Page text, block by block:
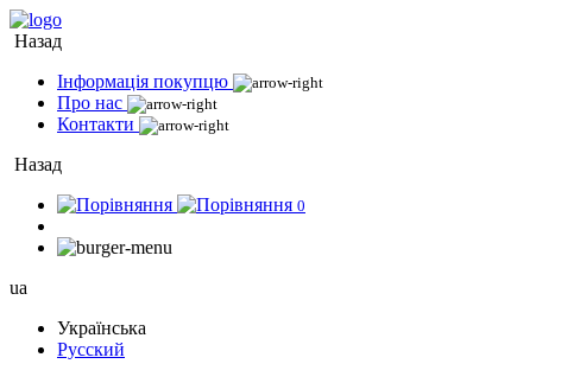
Назад
Інформація покупцю
Про нас
Контакти
Назад
0
ua
Українська
Русский